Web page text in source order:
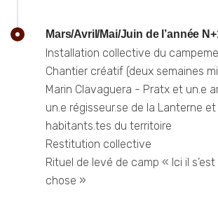
Mars/Avril/Mai/Juin de l’année
Installation collective du
Chantier créatif (deux semaines
Marin Clavaguera - Pratx et un.e
un.e régisseur.se de la Lanterne et
habitants.tes du territoire
Restitution collective
Rituel de levé de camp « Ici il
chose »